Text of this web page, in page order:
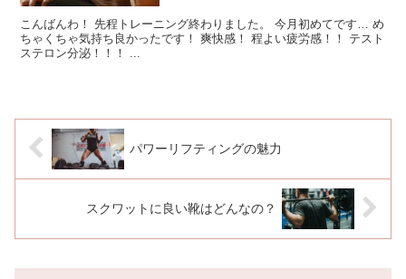
こんばんわ！ 先程トレーニング終わりました。 今月初めてです… め
ちゃくちゃ気持ち良かったです！ 爽快感！ 程よい疲労感！！ テスト
ステロン分泌！！！ ...
パワーリフティングの魅力
スクワットに良い靴はどんなの？